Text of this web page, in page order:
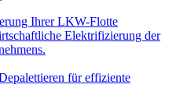
Ihrer LKW-Flotte
Elektrifizierung der
für effiziente